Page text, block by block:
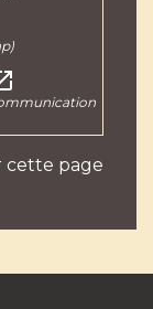
cette page